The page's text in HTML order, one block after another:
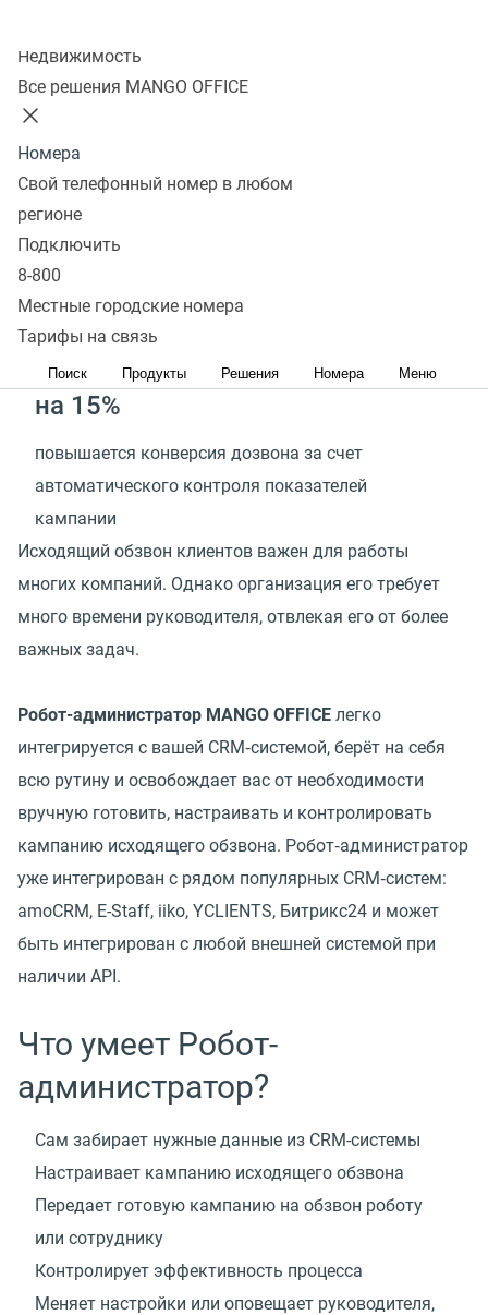
Недвижимость
Все решения MANGO OFFICE
Номера
Свой телефонный номер в любом
регионе
Подключить
8-800
Местные городские номера
Тарифы на связь
Поиск Продукты Решения Номера Меню
Робота-администратора
1 минута
тратится на сбор данных из CRM‑систему
и передачу их в исходящий обзвон
в 30 раз
быстрее происходит подготовка исходящего
обзвона
на 15%
повышается конверсия дозвона за счет
автоматического контроля показателей
кампании
Исходящий обзвон клиентов важен для работы
многих компаний. Однако организация его требует
много времени руководителя, отвлекая его от более
важных задач.
Робот-администратор MANGO OFFICE легко
интегрируется с вашей CRM‑системой, берёт на себя
всю рутину и освобождает вас от необходимости
вручную готовить, настраивать и контролировать
кампанию исходящего обзвона. Робот‑администратор
уже интегрирован с рядом популярных CRM‑систем:
amoCRM, E-Staff, iiko, YCLIENTS, Битрикс24 и может
быть интегрирован с любой внешней системой при
наличии API.
Что умеет Робот-
администратор?
Сам забирает нужные данные из CRM-системы
Настраивает кампанию исходящего обзвона
Передает готовую кампанию на обзвон роботу
или сотруднику
Контролирует эффективность процесса
Меняет настройки или оповещает руководителя,